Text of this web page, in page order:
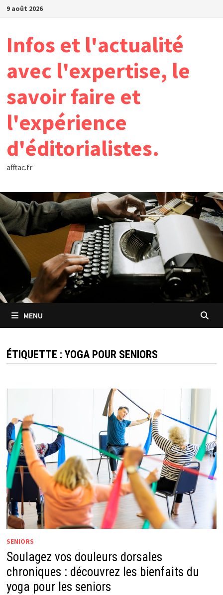
Passer
9 août 2026
Infos et l'actualité
avec l'expertise, le
savoir faire et
l'expérience
d'éditorialistes.
afftac.fr
MENU
ÉTIQUETTE : YOGA POUR SENIORS
SENIORS
Soulagez vos douleurs dorsales
chroniques : découvrez les bienfaits du
yoga pour les seniors